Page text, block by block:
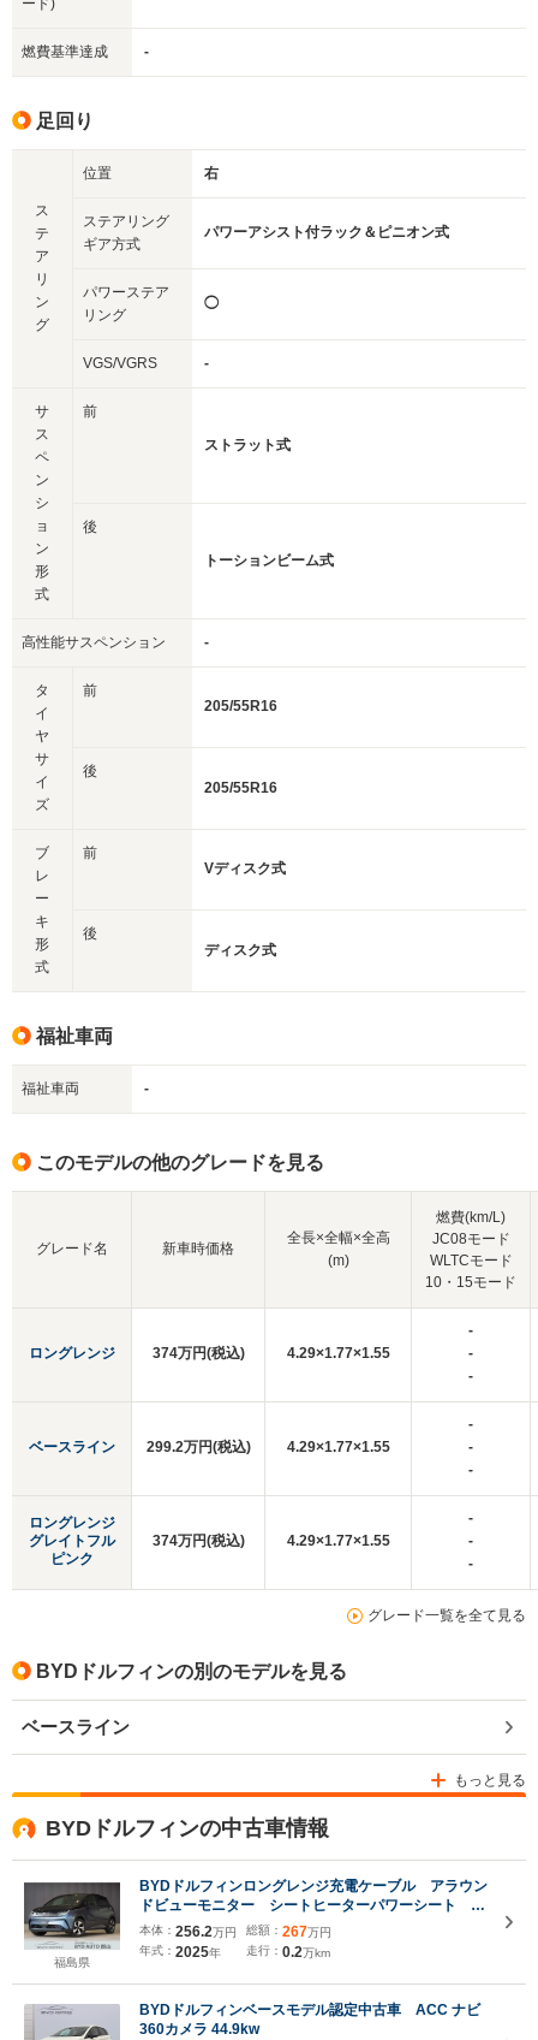
ード)
燃費基準達成 -
足回り
ス
テ
ア
リ
ン
グ
位置 右
ステアリング
ギア方式
パワーアシスト付ラック＆ピニオン式
パワーステア
リング
◯
VGS/VGRS -
サ
ス
ペ
ン
シ
ョ
ン
形
式
前
ストラット式
後
トーションビーム式
高性能サスペンション -
タ
イ
ヤ
サ
イ
ズ
前
205/55R16
後
205/55R16
ブ
レ
ー
キ
形
式
前
Vディスク式
後
ディスク式
福祉車両
福祉車両 -
このモデルの他のグレードを見る
グレード名
ロングレンジ
ベースライン
ロングレンジ
グレイトフル
ピンク
新車時価格
全長×全幅×全高
(m)
燃費(km/L)
JC08モード
WLTCモード
10・15モード
374万円(税込) 4.29×1.77×1.55
-
-
-
299.2万円(税込) 4.29×1.77×1.55
-
-
-
374万円(税込) 4.29×1.77×1.55
-
-
-
グレード一覧を全て見る
BYDドルフィンの別のモデルを見る
ベースライン
もっと見る
BYDドルフィンの中古車情報
福島県
BYDドルフィンロングレンジ充電ケーブル アラウン
ドビューモニター シートヒーターパワーシート デ
ジタルディスプレイ 純正アルミホイール
本体： 256.2万円
年式： 2025年
総額： 267万円
走行： 0.2万km
BYDドルフィンベースモデル認定中古車 ACC ナビ
360カメラ 44.9kw